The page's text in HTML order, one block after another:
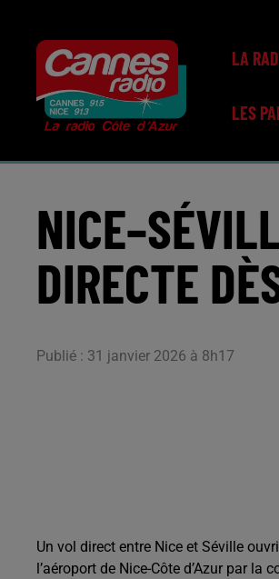
LA
LES
DIRECTE
Publié : 31 janvier 2026 à 8h17
Un vol direct entre Nice et Séville
l’aéroport de Nice-Côte d’Azur par la